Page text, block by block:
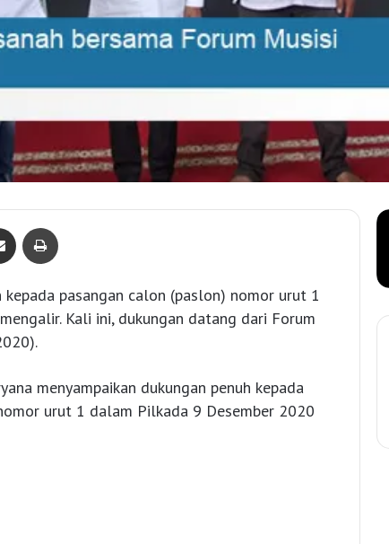
kepada pasangan calon (paslon) nomor urut 1
Kali ini, dukungan datang dari Forum
menyampaikan dukungan penuh kepada
urut 1 dalam Pilkada 9 Desember 2020